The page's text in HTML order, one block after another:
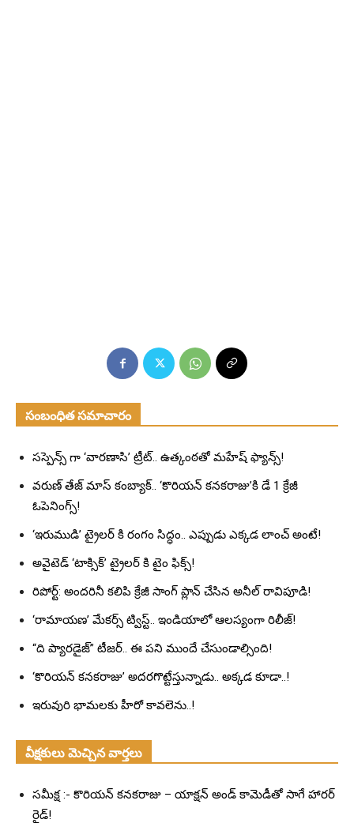
సంబంధిత సమాచారం
సస్పెన్స్ గా ‘వారణాసి’ ట్రీట్.. ఉత్కంఠతో మహేష్ ఫ్యాన్స్!
వరుణ్ తేజ్ మాస్ కంబ్యాక్.. ‘కొరియన్ కనకరాజు’కి డే 1 క్రేజీ
ఓపెనింగ్స్!
‘ఇరుముడి’ ట్రైలర్ కి రంగం సిద్ధం.. ఎప్పుడు ఎక్కడ లాంచ్ అంటే!
అవైటెడ్ ‘టాక్సిక్’ ట్రైలర్ కి టైం ఫిక్స్!
రిపోర్ట్: అందరినీ కలిపి క్రేజీ సాంగ్ ప్లాన్ చేసిన అనీల్ రావిపూడి!
‘రామాయణ’ మేకర్స్ ట్విస్ట్.. ఇండియాలో ఆలస్యంగా రిలీజ్!
“ది ప్యారడైజ్” టీజర్.. ఈ పని ముందే చేసుండాల్సింది!
‘కొరియన్ కనకరాజు’ అదరగొట్టేస్తున్నాడు.. అక్కడ కూడా..!
ఇరువురి భామలకు హీరో కావలెను..!
వీక్షకులు మెచ్చిన వార్తలు
సమీక్ష :- కొరియన్ కనకరాజు – యాక్షన్ అండ్ కామెడీతో సాగే హారర్
రైడ్!